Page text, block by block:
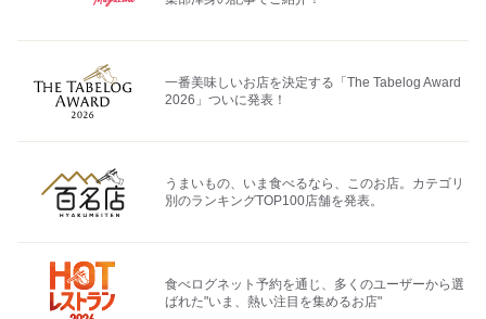
一番美味しいお店を決定する「The Tabelog Award
2026」ついに発表！
うまいもの、いま食べるなら、このお店。カテゴリ
別のランキングTOP100店舗を発表。
食べログネット予約を通じ、多くのユーザーから選
ばれた"いま、熱い注目を集めるお店"